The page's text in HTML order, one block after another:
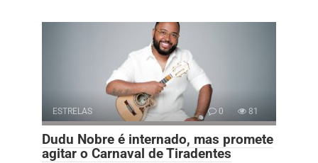
ESTRELAS 0 81
Dudu Nobre é internado, mas promete
agitar o Carnaval de Tiradentes